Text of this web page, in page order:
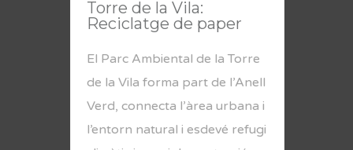
Torre de la Vila:
Reciclatge de paper
El Parc Ambiental de la Torre
de la Vila forma part de l’Anell
Verd, connecta l’àrea urbana i
l’entorn natural i esdevé refugi